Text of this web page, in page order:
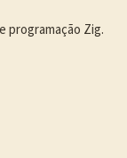
programação Zig.